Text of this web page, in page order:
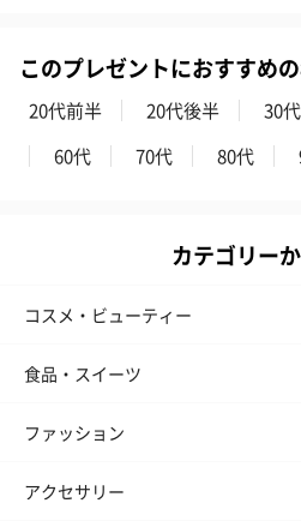
おつまみ・その他
お酒にぴったりのおつまみ・サプリ
す。
いぶりがっことチーズ
このプレゼントにおすすめ
20代前半 20代後半 30代
60代
70代 80代
カテゴリー
コスメ・ビューティー
食品・スイーツ
ファッション
アクセサリー